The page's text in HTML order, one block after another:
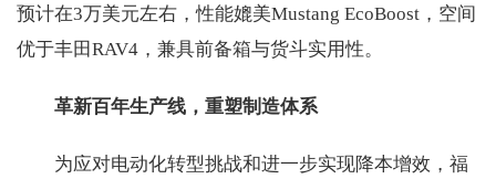
预计在3万美元左右，性能媲美Mustang EcoBoost，空间
优于丰田RAV4，兼具前备箱与货斗实用性。
革新百年生产线，重塑制造体系
为应对电动化转型挑战和进一步实现降本增效，福